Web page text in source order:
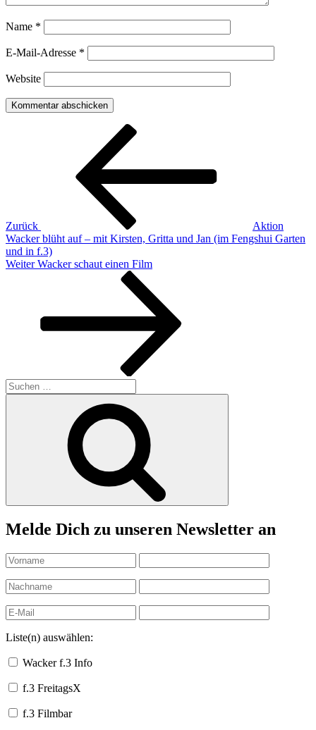
Name *
E-Mail-Adresse *
Website
Beitragsnavigation
Zurück
Aktion
Wacker blüht auf – mit Kirsten, Gritta und Jan (im Fengshui Garten
und in f.3)
Nächster
Weiter Wacker schaut einen Film
Suchen
nach:
Melde Dich zu unseren Newsletter an
Liste(n) auswählen:
Wacker f.3 Info
f.3 FreitagsX
f.3 Filmbar